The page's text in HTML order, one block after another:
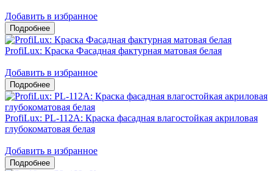
Добавить в избранное
ProfiLux: Краска Фасадная фактурная матовая белая
Добавить в избранное
ProfiLux: PL-112А: Краска фасадная влагостойкая акриловая
глубокоматовая белая
Добавить в избранное